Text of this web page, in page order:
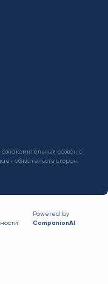
созвон с
обязательств сторон.
Powered by
CompanionAI